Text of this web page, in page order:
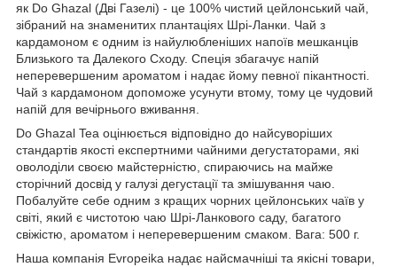
як Do Ghazal (Дві Газелі) - це 100% чистий цейлонський чай,
зібраний на знаменитих плантаціях Шрі-Ланки. Чай з
кардамоном є одним із найулюбленіших напоїв мешканців
Близького та Далекого Сходу. Спеція збагачує напій
неперевершеним ароматом і надає йому певної пікантності.
Чай з кардамоном допоможе усунути втому, тому це чудовий
напій для вечірнього вживання.
Do Ghazal Tea оцінюється відповідно до найсуворіших
стандартів якості експертними чайними дегустаторами, які
оволоділи своєю майстерністю, спираючись на майже
сторічний досвід у галузі дегустації та змішування чаю.
Побалуйте себе одним з кращих чорних цейлонських чаїв у
світі, який є чистотою чаю Шрі-Ланкового саду, багатого
свіжістю, ароматом і неперевершеним смаком. Вага: 500 г.
Наша компанія Evropeika надає найсмачніші та якісні товари,